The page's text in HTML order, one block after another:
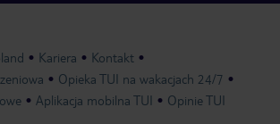
Kariera
Kontakt
Opieka TUI na wakacjach 24/7
Aplikacja mobilna TUI Opinie TUI